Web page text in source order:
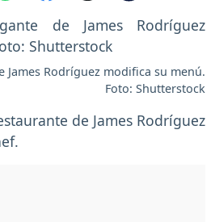
James Rodríguez modifica su menú.
Foto: Shutterstock
de James Rodríguez